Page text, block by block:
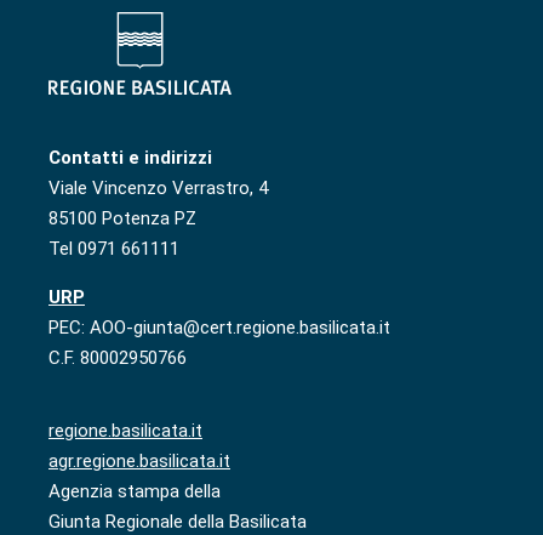
Contatti e indirizzi
Viale Vincenzo Verrastro, 4
85100 Potenza PZ
Tel 0971 661111
URP
PEC: AOO-giunta@cert.regione.basilicata.it
C.F. 80002950766
regione.basilicata.it
agr.regione.basilicata.it
Agenzia stampa della
Giunta Regionale della Basilicata